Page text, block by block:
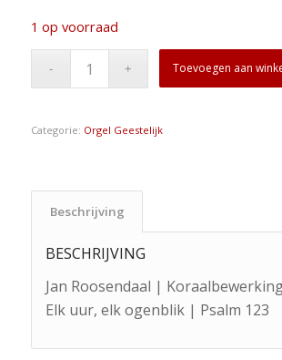
1 op voorraad
Toevoegen aan
Categorie: Orgel Geestelijk
Beschrijving
BESCHRIJVING
Jan Roosendaal |
Elk uur, elk ogenblik | Psalm 123